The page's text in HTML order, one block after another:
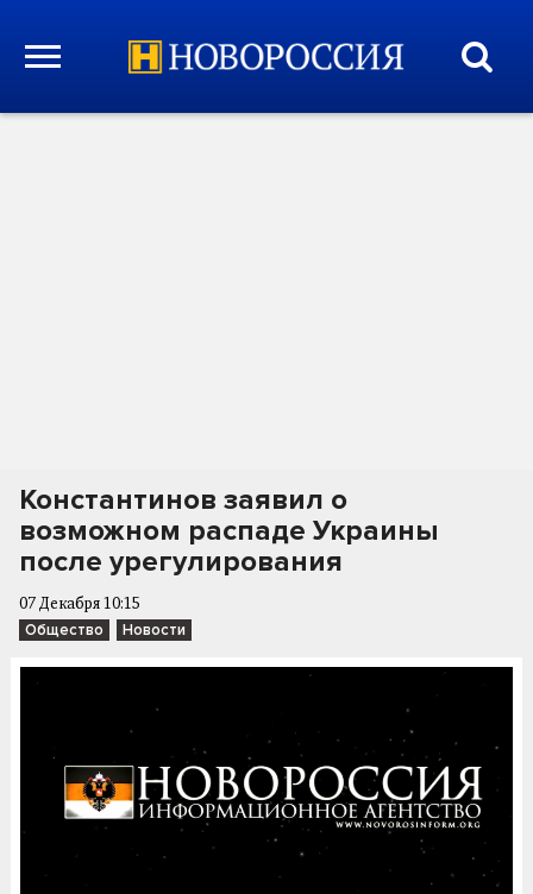
Константинов заявил о
возможном распаде Украины
после урегулирования
07 Декабря 10:15
Общество Новости